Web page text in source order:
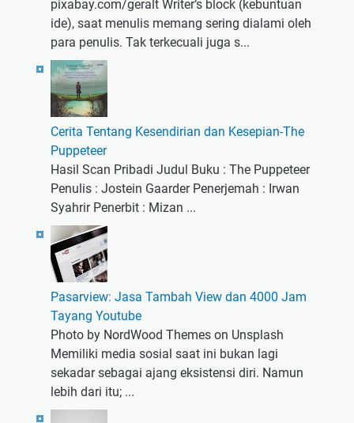
pixabay.com/geralt Writer’s block (kebuntuan
ide), saat menulis memang sering dialami oleh
para penulis. Tak terkecuali juga s...
Cerita Tentang Kesendirian dan Kesepian-The
Puppeteer
Hasil Scan Pribadi Judul Buku : The Puppeteer
Penulis : Jostein Gaarder Penerjemah : Irwan
Syahrir Penerbit : Mizan ...
Pasarview: Jasa Tambah View dan 4000 Jam
Tayang Youtube
Photo by NordWood Themes on Unsplash
Memiliki media sosial saat ini bukan lagi
sekadar sebagai ajang eksistensi diri. Namun
lebih dari itu; ...